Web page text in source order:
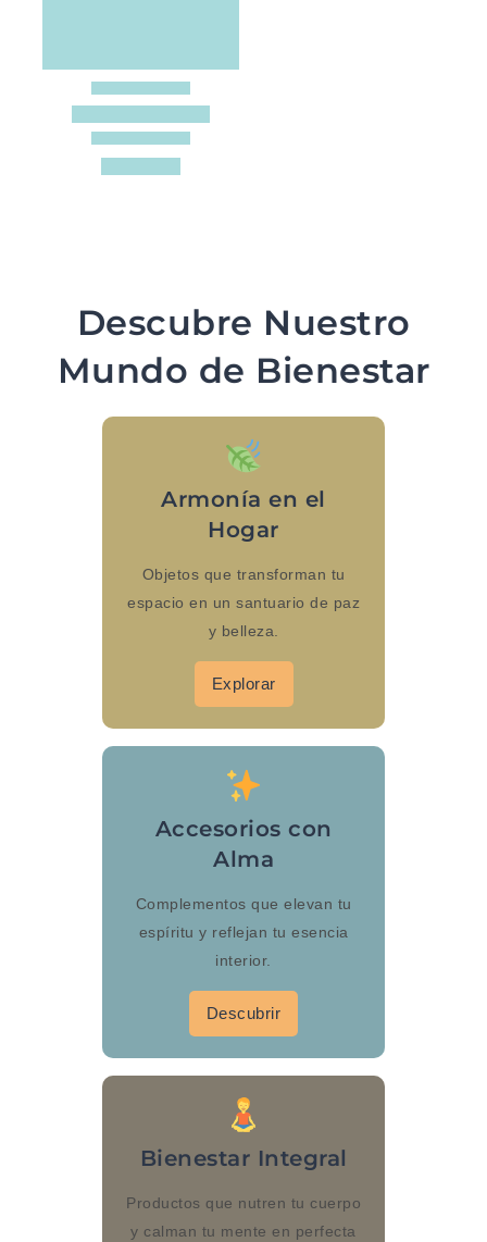
Descubre Nuestro
Mundo de Bienestar
Armonía en el
Hogar
Objetos que transforman tu
espacio en un santuario de paz
y belleza.
Explorar
Accesorios con
Alma
Complementos que elevan tu
espíritu y reflejan tu esencia
interior.
Descubrir
Bienestar Integral
Productos que nutren tu cuerpo
y calman tu mente en perfecta